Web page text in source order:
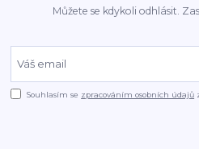
Můžete se kdykoli odhlásit.
Souhlasím se zpracováním osobních údajů